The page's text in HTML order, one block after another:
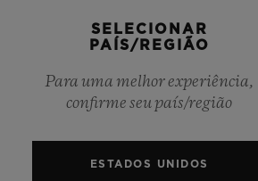
40 ANOS
SELECIONAR
PAÍS/REGIÃO
Para uma melhor experiência,
confirme seu país/região
ESTADOS UNIDOS